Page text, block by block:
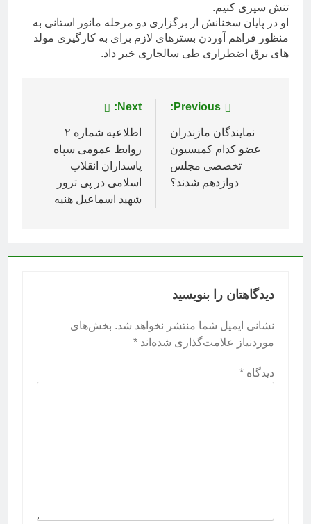
تنش سپری کنیم.
او در پایان سخنانش از برگزاری دو مرحله مانور استانی به
منظور فراهم آوردن بسترهای لازم برای به کارگیری مولد
های برق اضطراری طی سالجاری خبر داد.
راهبری
نوشته
Previous:
نمایندگان مازندران
عضو کدام کمیسیون
تخصصی مجلس
دوازدهم شدند؟
Next:
اطلاعیه شماره ۲
روابط عمومی سپاه
پاسداران انقلاب
اسلامی در پی ترور
شهید اسماعیل هنیه
دیدگاهتان را بنویسید
نشانی ایمیل شما منتشر نخواهد شد. بخش‌های
موردنیاز علامت‌گذاری شده‌اند *
دیدگاه *